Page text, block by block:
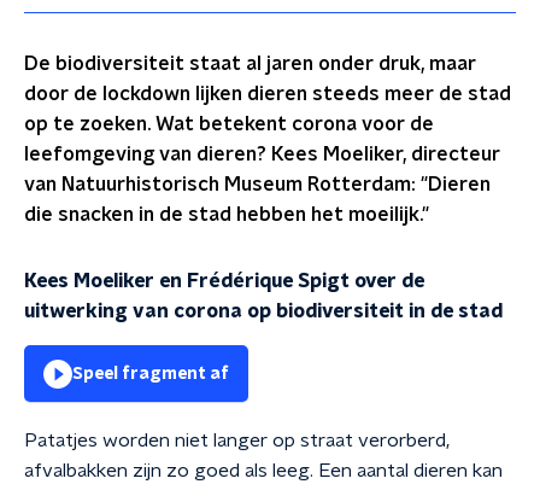
De biodiversiteit staat al jaren onder druk, maar
door de lockdown lijken dieren steeds meer de stad
op te zoeken. Wat betekent corona voor de
leefomgeving van dieren? Kees Moeliker, directeur
van Natuurhistorisch Museum Rotterdam: "Dieren
die snacken in de stad hebben het moeilijk."
Kees Moeliker en Frédérique Spigt over de
uitwerking van corona op biodiversiteit in de stad
Speel fragment af
Patatjes worden niet langer op straat verorberd,
afvalbakken zijn zo goed als leeg. Een aantal dieren kan